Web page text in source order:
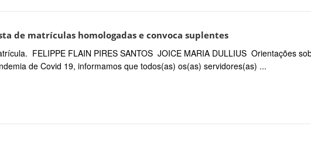
de matrículas homologadas e convoca suplentes
FELIPPE FLAIN PIRES SANTOS JOICE MARIA DULLIUS Orientações
de Covid 19, informamos que todos(as) os(as) servidores(as) ...